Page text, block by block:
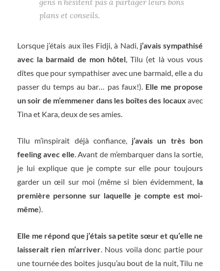
plans et conseils.
Lorsque j’étais aux îles Fidji, à Nadi,j’avais sympathisé
avec la barmaid de mon hôtel, Tilu (et là vous vous
dîtes que pour sympathiser avec une barmaid, elle a du
passer du temps au bar… pas faux!). Elle me propose
un soir de m’emmener dans les boîtes des locaux avec
Tina et Kara, deux de ses amies.
Tilu m’inspirait déjà confiance, j’avais un très bon
feeling avec elle. Avant de m’embarquer dans la sortie,
je lui explique que je compte sur elle pour toujours
garder un œil sur moi (même si bien évidemment, la
première personne sur laquelle je compte est moi-
même).
Elle me répond que j’étais sa petite sœur et qu’elle ne
laisserait rien m’arriver. Nous voila donc partie pour
une tournée des boites jusqu’au bout de la nuit, Tilu ne